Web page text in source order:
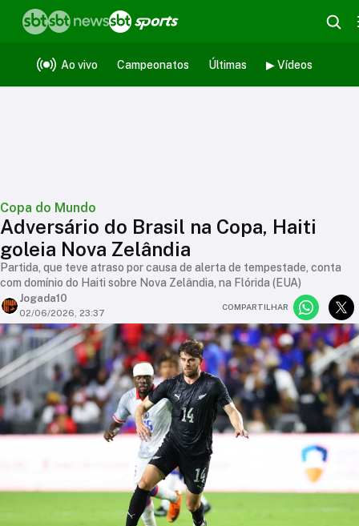
Ao vivo Campeonatos Últimas ▶ Vídeos
Copa do Mundo
Adversário do Brasil na Copa, Haiti
goleia Nova Zelândia
Partida, que teve atraso por causa de alerta de tempestade, conta
com domínio do Haiti sobre Nova Zelândia, na Flórida (EUA)
Jogada10
02/06/2026, 23:37
COMPARTILHAR